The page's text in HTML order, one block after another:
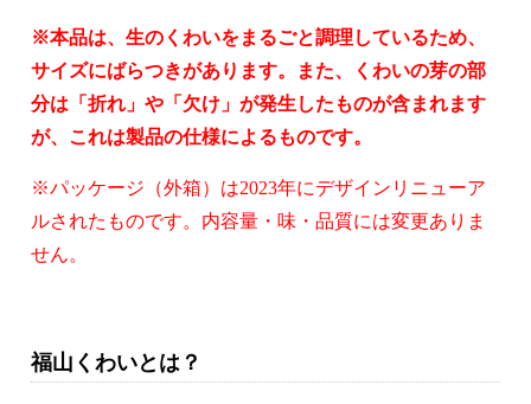
※本品は、生のくわいをまるごと調理しているため、
サイズにばらつきがあります。また、くわいの芽の部
分は「折れ」や「欠け」が発生したものが含まれます
が、これは製品の仕様によるものです。
※パッケージ（外箱）は2023年にデザインリニューア
ルされたものです。内容量・味・品質には変更ありま
せん。
福山くわいとは？